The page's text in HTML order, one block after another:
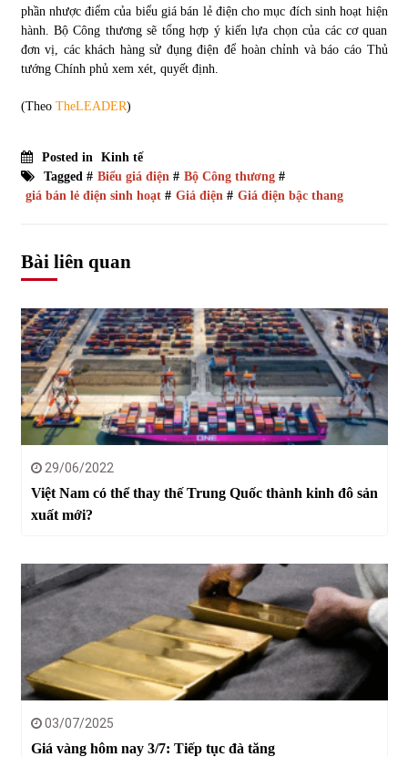
phần nhược điểm của biểu giá bán lẻ điện cho mục đích sinh hoạt hiện
hành. Bộ Công thương sẽ tổng hợp ý kiến lựa chọn của các cơ quan
đơn vị, các khách hàng sử đụng điện để hoàn chỉnh và báo cáo Thủ
tướng Chính phủ xem xét, quyết định.
(Theo TheLEADER)
Posted in Kinh tế
Tagged # Biểu giá điện# Bộ Công thương#
giá bán lẻ điện sinh hoạt# Giá điện# Giá điện bậc thang
Bài liên quan
29/06/2022
Việt Nam có thể thay thế Trung Quốc thành kinh đô sản
xuất mới?
03/07/2025
Giá vàng hôm nay 3/7: Tiếp tục đà tăng